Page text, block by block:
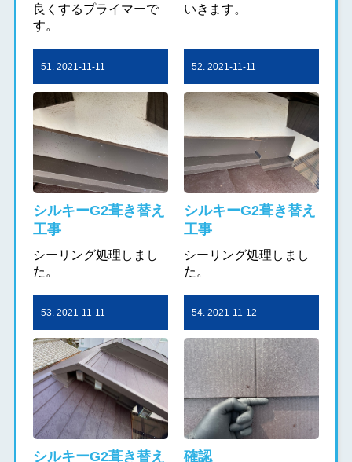
良くするプライマーで
す。
いきます。
51. 2021-11-11
シルキーG2葺き替え
工事
シーリング処理しまし
た。
52. 2021-11-11
シルキーG2葺き替え
工事
シーリング処理しまし
た。
53. 2021-11-11
シルキーG2葺き替え
54. 2021-11-12
確認